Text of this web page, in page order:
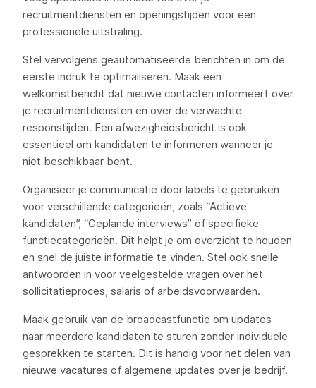
recruitmentdiensten en openingstijden voor een
professionele uitstraling.
Stel vervolgens geautomatiseerde berichten in om de
eerste indruk te optimaliseren. Maak een
welkomstbericht dat nieuwe contacten informeert over
je recruitmentdiensten en over de verwachte
responstijden. Een afwezigheidsbericht is ook
essentieel om kandidaten te informeren wanneer je
niet beschikbaar bent.
Organiseer je communicatie door labels te gebruiken
voor verschillende categorieën, zoals “Actieve
kandidaten”, “Geplande interviews” of specifieke
functiecategorieën. Dit helpt je om overzicht te houden
en snel de juiste informatie te vinden. Stel ook snelle
antwoorden in voor veelgestelde vragen over het
sollicitatieproces, salaris of arbeidsvoorwaarden.
Maak gebruik van de broadcastfunctie om updates
naar meerdere kandidaten te sturen zonder individuele
gesprekken te starten. Dit is handig voor het delen van
nieuwe vacatures of algemene updates over je bedrijf.